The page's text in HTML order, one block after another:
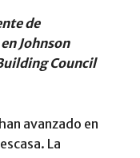
de
Johnson
Council
avanzado en
La